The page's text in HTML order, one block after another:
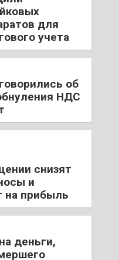
для
учета
об
НДС
снизят
и
на прибыль
деньги,